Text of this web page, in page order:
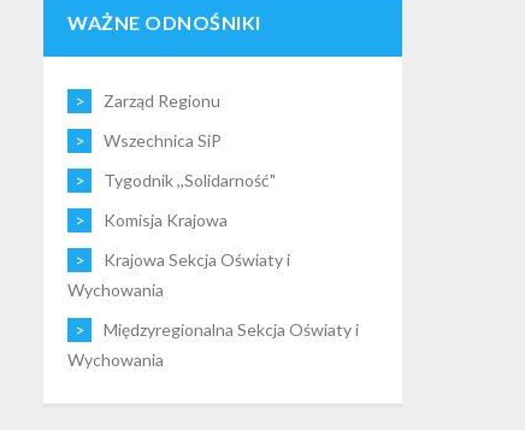
WAŻNE ODNOŚNIKI
Zarząd Regionu
Wszechnica SiP
Tygodnik ,,Solidarność"
Komisja Krajowa
Krajowa Sekcja Oświaty i
Wychowania
Międzyregionalna Sekcja Oświaty i
Wychowania